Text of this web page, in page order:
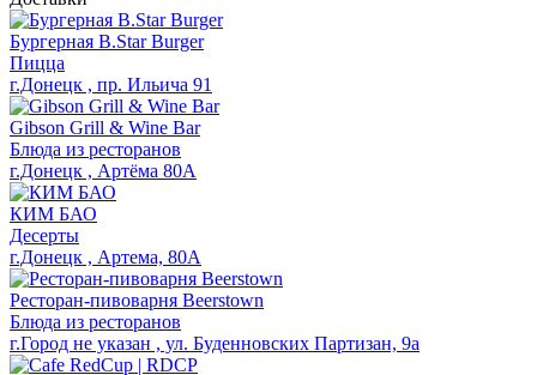
Бургерная B.Star Burger
Пицца
г.Донецк , пр. Ильича 91
Gibson Grill & Wine Bar
Блюда из ресторанов
г.Донецк , Артёма 80А
КИМ БАО
Десерты
г.Донецк , Артема, 80А
Ресторан-пивоварня Beerstown
Блюда из ресторанов
г.Город не указан , ул. Буденновских Партизан, 9а